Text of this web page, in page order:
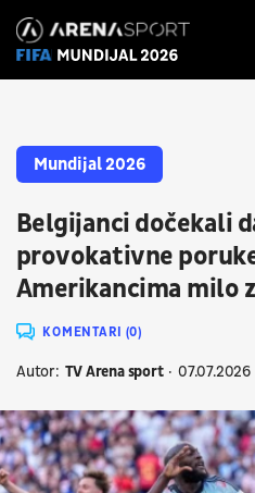
Mundijal 2026
Belgijanci dočekali
provokativne
Amerikancima milo
KOMENTARI (0)
Autor: TV Arena sport 07.07.2026